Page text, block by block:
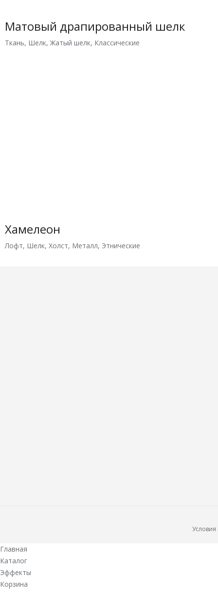
Матовый драпированный шелк
Ткань, Шелк, Жатый шелк, Классические
Хамелеон
Лофт, Шелк, Холст, Металл, Этнические
Главная
Каталог
Эффекты
Корзина